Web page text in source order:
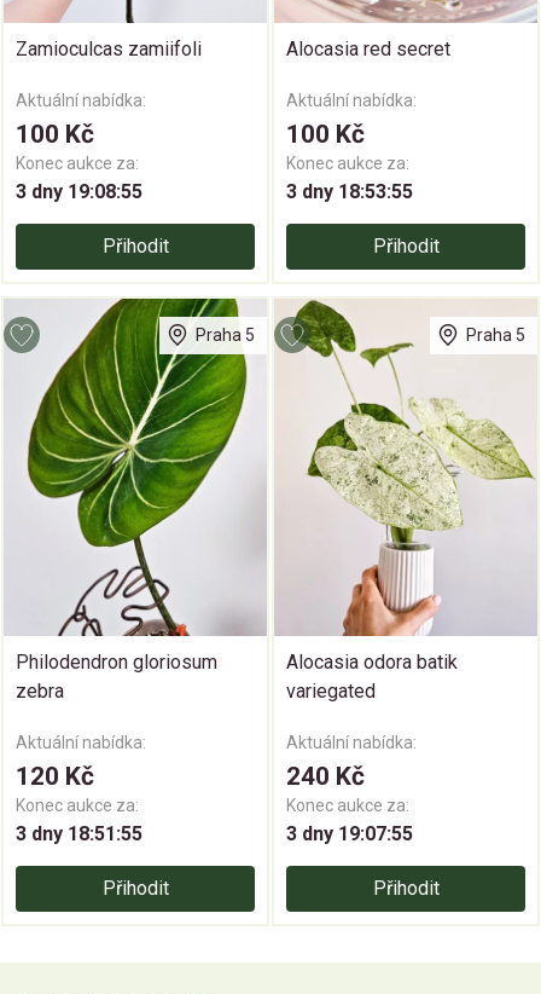
Zamioculcas zamiifoli
Aktuální nabídka:
100 Kč
Konec aukce za:
3 dny 19:08:55
Přihodit
Alocasia red secret
Aktuální nabídka:
100 Kč
Konec aukce za:
3 dny 18:53:55
Přihodit
Praha 5
Philodendron gloriosum
zebra
Aktuální nabídka:
120 Kč
Konec aukce za:
3 dny 18:51:55
Přihodit
Praha 5
Alocasia odora batik
variegated
Aktuální nabídka:
240 Kč
Konec aukce za:
3 dny 19:07:55
Přihodit